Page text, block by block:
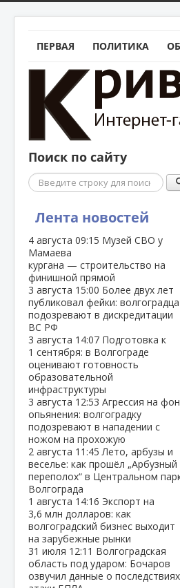
ПЕРВАЯ ПОЛИТИКА
Поиск по сайту
Поиск
Лента новостей
4 августа 09:15 Музей СВО у
Мамаева
кургана — строительство на
финишной прямой
3 августа 15:00 Более двух лет
публиковал фейки: волгоградца
подозревают в дискредитации
ВС РФ
3 августа 14:07 Подготовка к
1 сентября: в Волгограде
оценивают готовность
образовательной
инфраструктуры
3 августа 12:53 Агрессия на
опьянения: волгоградку
подозревают в нападении с
ножом на прохожую
2 августа 11:45Лето, арбузы и
веселье: как прошёл „Арбузный
переполох“ в Центральном
Волгограда
1 августа 14:16 Экспорт на
3,6 млн долларов: как
волгоградский бизнес выходит
на зарубежные рынки
31 июля 12:11 Волгоградская
область под ударом: Бочаров
озвучил данные о последствиях